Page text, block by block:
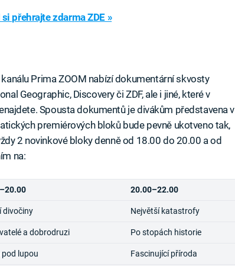
přehrajte zdarma ZDE »
Prima ZOOM nabízí dokumentární skvosty
Geographic, Discovery či ZDF, ale i jiné, které v
Spousta dokumentů je divákům představena v
premiérových bloků bude pevně ukotveno tak,
2 novinkové bloky denně od 18.00 do 20.00 a od
na:
20.00–22.00
divočiny Největší katastrofy
a dobrodruzi Po stopách historie
pod lupou Fascinující příroda